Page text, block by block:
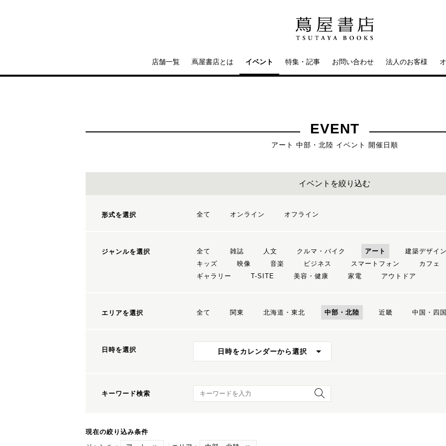
店舗一覧 蔦屋書店とは イベント 特集・記事 お問い合わせ 法人のお客様
EVENT
アート 中部・北陸 イベント 開催日順
イベントを絞り込む
形式を選択 全て オンライン オフライン
ジャンルを選択 全て 雑誌 人文 クルマ・バイク アート 建築デザイン
キッズ
映像 音楽 ビジネス スマートフォン カフェ
ギャラリー
T-SITE 美容・健康 家電 アウトドア
エリアを選択 全て 関東 北海道・東北 中部・北陸 近畿 中国・四国
日時を選択 日時をカレンダーから選択
キーワード検索 キーワード検索
現在の絞り込み条件